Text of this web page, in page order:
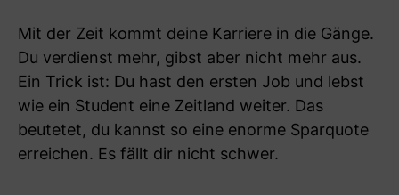
Mit der Zeit kommt deine Karriere in die Gänge.
Du verdienst mehr, gibst aber nicht mehr aus.
Ein Trick ist: Du hast den ersten Job und lebst
wie ein Student eine Zeitland weiter. Das
beutetet, du kannst so eine enorme Sparquote
erreichen. Es fällt dir nicht schwer.